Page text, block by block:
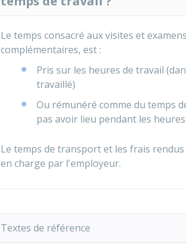
Le temps consacré aux visites et
complémentaires, est :
Pris sur les heures de travail
travaillé)
Ou rémunéré comme du temps
pas avoir lieu pendant les
Le temps de transport et les frais
en charge par l'employeur.
Textes de référence